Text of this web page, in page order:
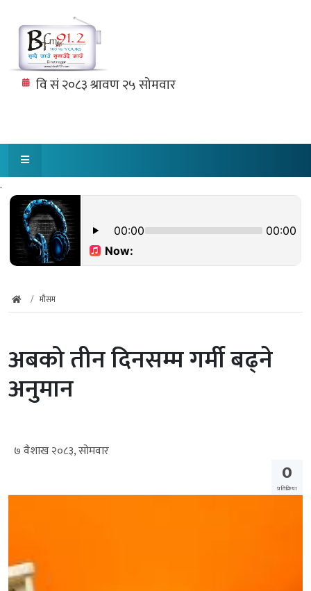
.
मौसम
अबको तीन दिनसम्म गर्मी बढ्ने
अनुमान
७ वैशाख २०८३, सोमवार
0
प्रतिक्रिया